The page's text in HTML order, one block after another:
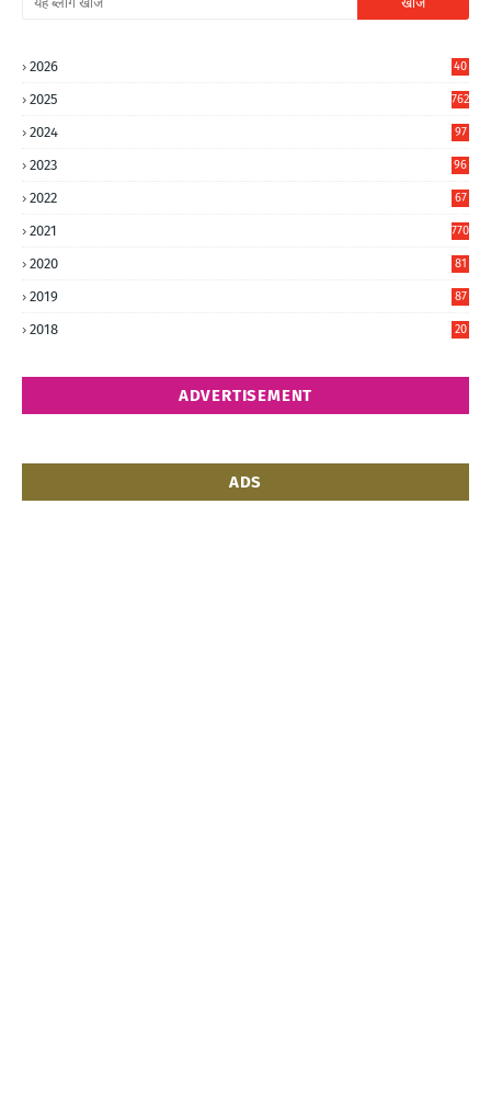
2026
40
2025 762
2024
97
2023
96
2022
67
2021 770
2020
81
2019
87
2018
20
ADVERTISEMENT
ADS